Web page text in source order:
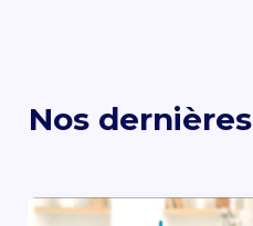
Nos dernières